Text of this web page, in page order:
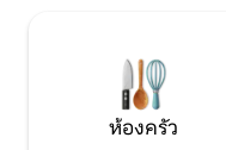
ห้องครัว